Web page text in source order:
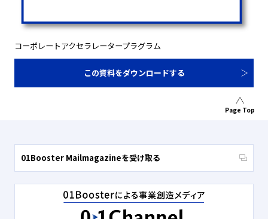
コーポレートアクセラレータープラグラム
この資料をダウンロードする
Page Top
01Booster Mailmagazineを受け取る